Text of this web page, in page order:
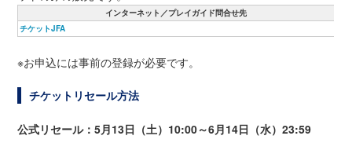
インターネット／プレイガイド問合せ先
チケットJFA
※お申込には事前の登録が必要です。
チケットリセール方法
公式リセール：5月13日（土）10:00～6月14日（水）23:59